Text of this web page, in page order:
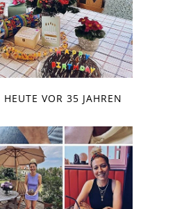
VOR 35 JAHREN